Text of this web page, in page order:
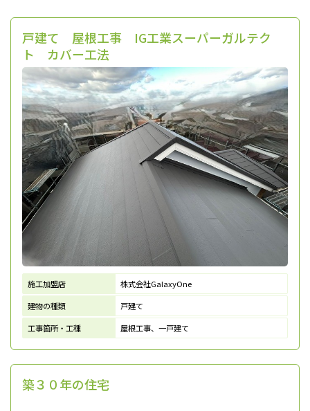
戸建て 屋根工事 IG工業スーパーガルテク
ト カバー工法
施工加盟店
株式会社GalaxyOne
建物の種類
戸建て
工事箇所・工種
屋根工事、一戸建て
築３０年の住宅